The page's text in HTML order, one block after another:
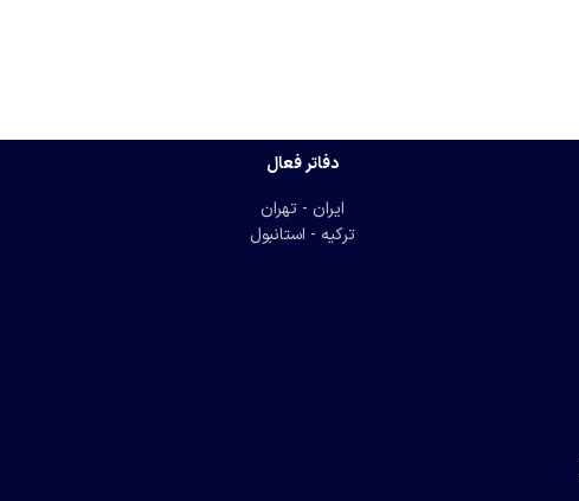
دفاتر فعال
ایران - تهران
ترکیه - استانبول